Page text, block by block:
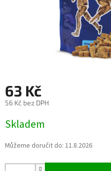
63 Kč
56 Kč bez DPH
cena:
Skladem
Můžeme doručit do: 11.8.2026